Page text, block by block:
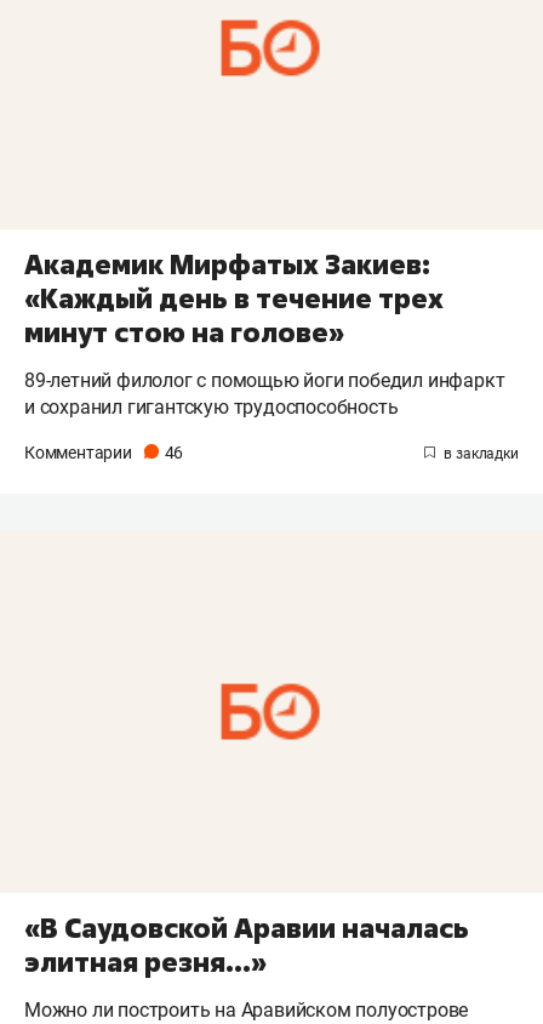
Академик Мирфатых Закиев:
«Каждый день в течение трех
минут стою на голове»
89-летний филолог с помощью йоги победил инфаркт
и сохранил гигантскую трудоспособность
Комментарии 46
«В Саудовской Аравии началась
элитная резня...»
Можно ли построить на Аравийском полуострове